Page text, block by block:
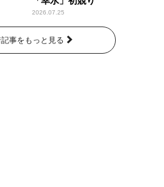
2026.07.25
事をもっと見る